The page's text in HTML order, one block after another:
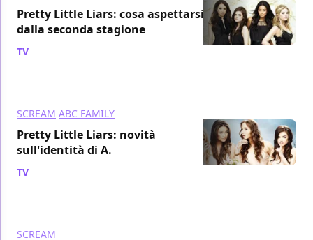
Pretty Little Liars: cosa aspettarsi
dalla seconda stagione
TV
SCREAM ABC FAMILY
Pretty Little Liars: novità
sull'identità di A.
TV
SCREAM